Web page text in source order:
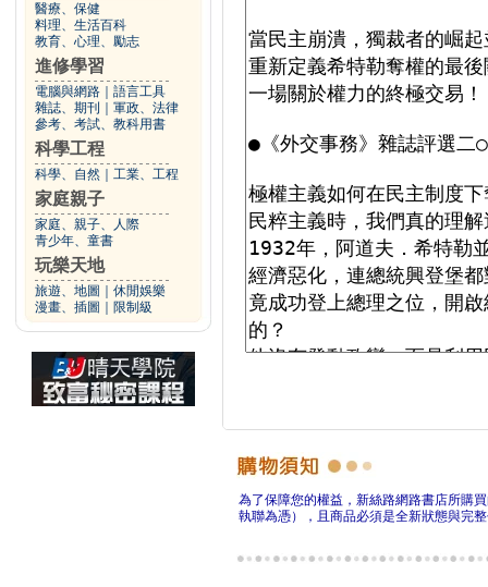
醫療、保健
料理、生活百科
教育、心理、勵志
進修學習
電腦與網路
語言工具
雜誌、期刊
軍政、法律
參考、考試、教科用書
科學工程
科學、自然 工業、工程
家庭親子
家庭、親子、人際
青少年、童書
玩樂天地
旅遊、地圖
休閒娛樂
漫畫、插圖
限制級
為了保障您的權益，新絲路網路書店所購
執聯為憑），且商品必須是全新狀態與完